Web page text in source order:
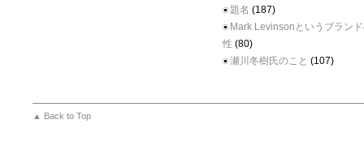
題名 (187)
Mark Levinsonというブラン
性 (80)
瀬川冬樹氏のこと (107)
▲ Back to Top